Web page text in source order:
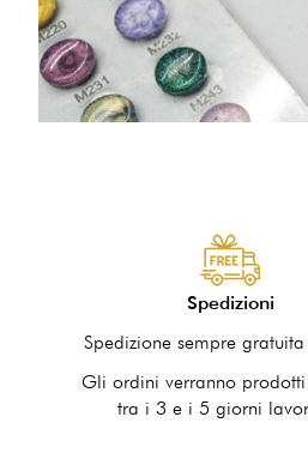
Spedizioni
Spedizione sempre
Gli ordini verranno
tra i 3 e i 5 giorni